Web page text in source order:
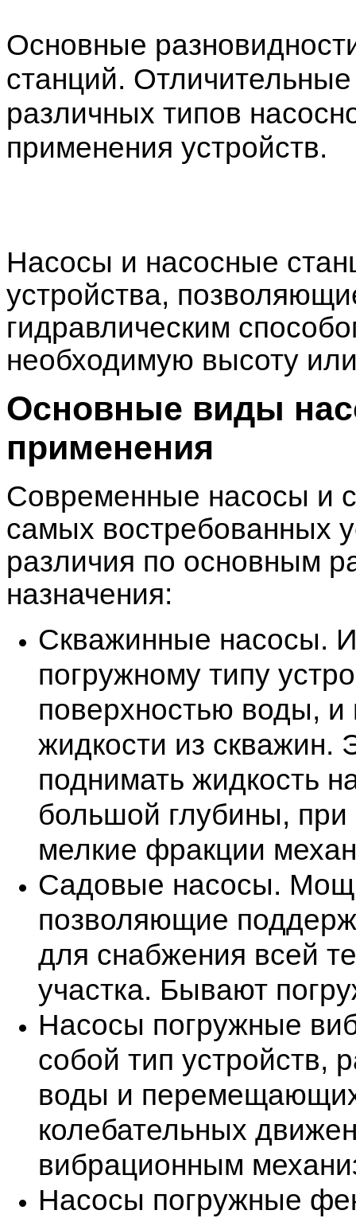
Основные
станций.
различных типов
применения устройств.
Насосы и насосные
устройства,
гидравлическим
необходимую высоту
Основные виды
применения
Современные насосы и
самых востребованных
различия по основным
назначения:
Скважинные насосы.
погружному типу
поверхностью воды,
жидкости из скважин.
поднимать жидкость
большой глубины,
мелкие фракции
Садовые насосы.
позволяющие
для снабжения всей
участка. Бывают
Насосы погружные
собой тип устройств,
воды и
колебательных
вибрационным
Насосы погружные